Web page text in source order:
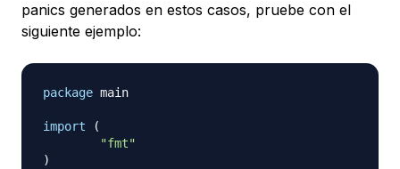
panics generados en estos casos, pruebe con el
siguiente ejemplo:
package main
import
(
"fmt"
)